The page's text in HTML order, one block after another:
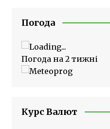
Погода
Погода на 2 тижні
Курс Валют